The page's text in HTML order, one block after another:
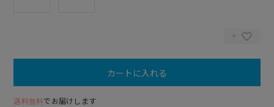
カートに入れる
送料無料でお届けします